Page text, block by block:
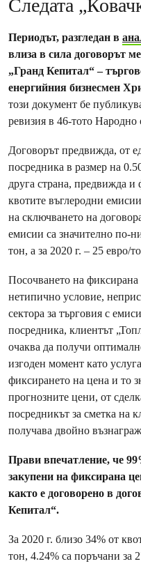
Следата
Периодът, разгледан в
влиза в сила договорът
„Гранд Кепитал“ –
енергийния бизнесмен
този документ бе
ревизия в 46-тото Народно
Договорът предвижда, от
посредника в размер на
друга страна, предвижда и
квотите въглеродни
на сключването на
емисии са значително по-
тон, а за 2020 г. – 25 евро/
Посочването на
нетипично условие,
сектора за търговия с
посредника, клиентът
очаква да получи
изгоден момент като
фиксирането на цена и то
прогнозните цени, от
посредникът за сметка на
получава двойно
Прави впечатление, че
закупени на фиксирана
както е договорено в
Кепитал“.
За 2020 г. близо 34% от
тон, 4.24% са поръчани за